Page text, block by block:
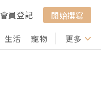
會員登記
開始撰寫
生活 寵物 行山 打卡
更多